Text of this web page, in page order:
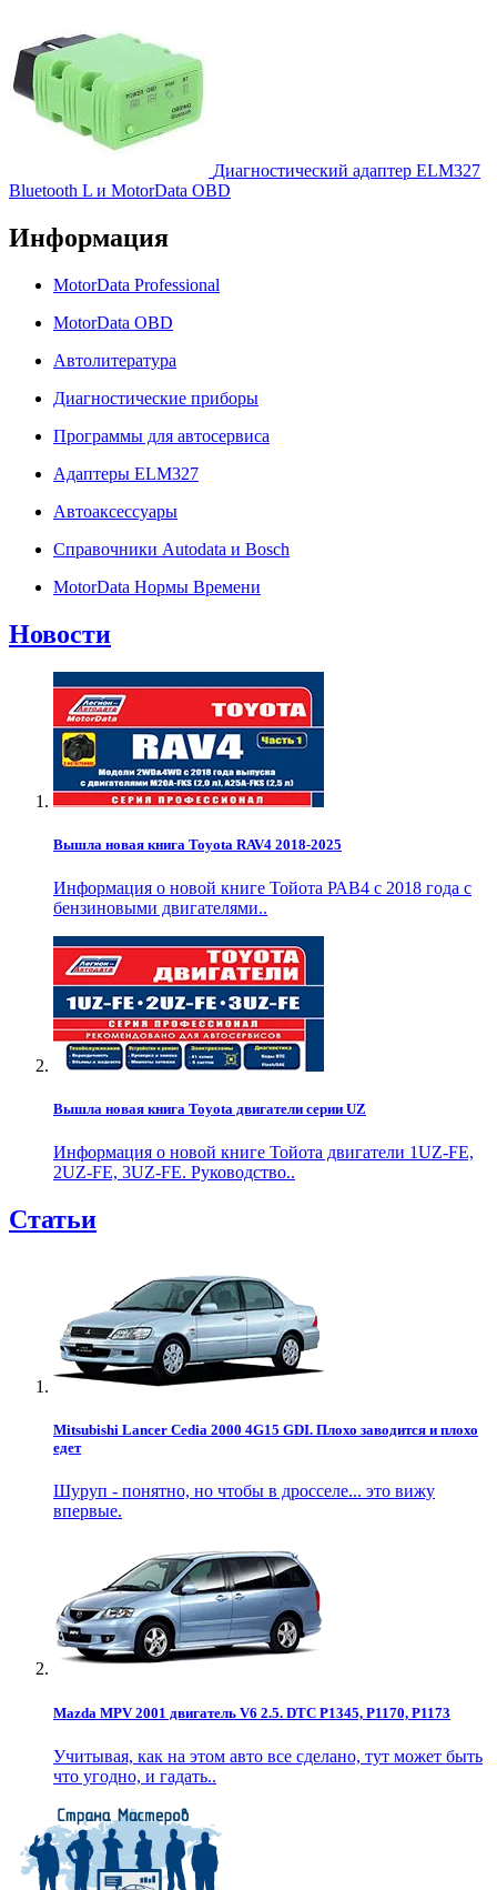
Диагностический адаптер ELM327
Bluetooth L и MotorData OBD
Информация
MotorData Professional
MotorData OBD
Автолитература
Диагностические приборы
Программы для автосервиса
Адаптеры ELM327
Автоаксессуары
Справочники Autodata и Bosch
MotorData Нормы Времени
Новости
Вышла новая книга Toyota RAV4 2018-2025
Информация о новой книге Тойота РАВ4 с 2018 года с
бензиновыми двигателями..
Вышла новая книга Toyota двигатели серии UZ
Информация о новой книге Тойота двигатели 1UZ-FE,
2UZ-FE, 3UZ-FE. Руководство..
Статьи
Mitsubishi Lancer Cedia 2000 4G15 GDI. Плохо заводится и плохо
едет
Шуруп - понятно, но чтобы в дросселе... это вижу
впервые.
Mazda MPV 2001 двигатель V6 2.5. DTC P1345, P1170, P1173
Учитывая, как на этом авто все сделано, тут может быть
что угодно, и гадать..